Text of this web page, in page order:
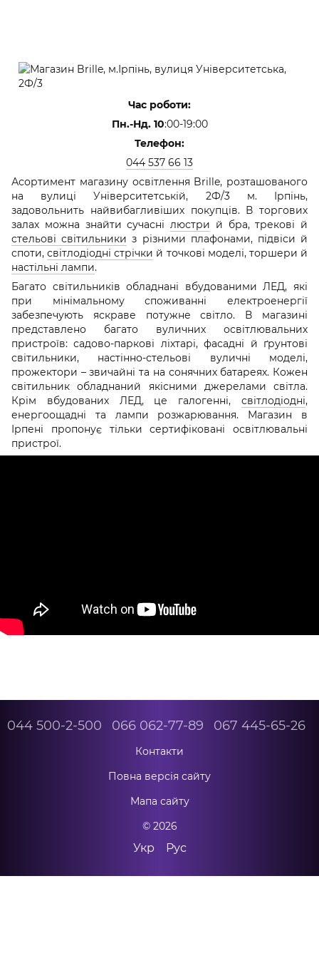
Час роботи:
Пн.-Нд. 10:00-19:00
Телефон:
044 537 66 13
Асортимент магазину освітлення Brille, розташованого
на вулиці Університетській, 2Ф/3 м. Ірпінь,
задовольнить найвибагливіших покупців. В торгових
залах можна знайти сучасні люстри й бра, трекові й
стельові світильники з різними плафонами, підвіси й
споти,світлодіодні стрічки й точкові моделі, торшери й
настільні лампи.
Багато світильників обладнані вбудованими ЛЕД, які
при мінімальному споживанні електроенергії
забезпечують яскраве потужне світло. В магазині
представлено багато вуличних освітлювальних
пристроїв: садово-паркові ліхтарі, фасадні й ґрунтові
світильники, настінно-стельові вуличні моделі,
прожектори – звичайні та на сонячних батареях. Кожен
світильник обладнаний якісними джерелами світла.
Крім вбудованих ЛЕД, це галогенні, світлодіодні,
енергоощадні та лампи розжарювання. Магазин в
Ірпені пропонує тільки сертифіковані освітлювальні
пристрої.
044 500-2-500 066 062-77-89 067 445-65-26
Контакти
Повна версія сайту
Мапа сайту
© 2026
Укр Рус